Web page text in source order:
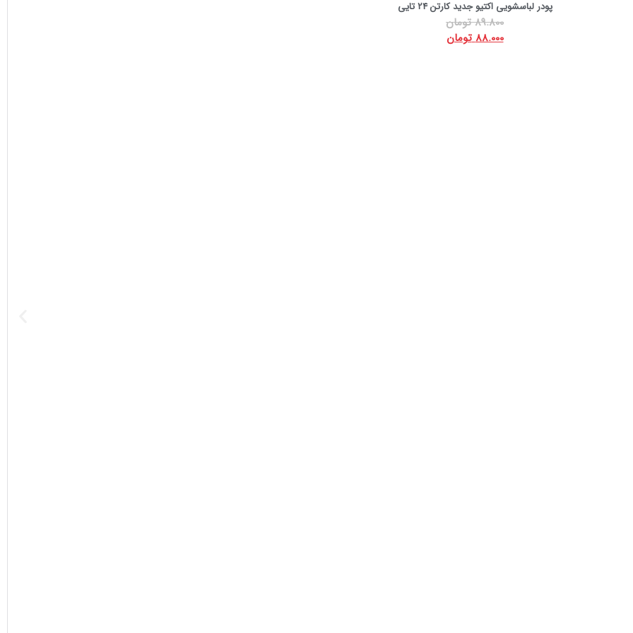
پودر لباسشویی اکتیو جدید کارتن 24 تایی
89.800 تومان
88.000 تومان